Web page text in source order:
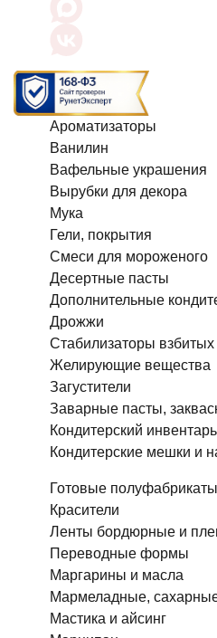
Ароматизаторы
Ванилин
Вафельные украшения
Вырубки для декора
Мука
Гели, покрытия
Смеси для мороженого
Десертные пасты
Дополнительные
Дрожжи
Стабилизаторы
Желирующие вещества
Загустители
Заварные пасты,
Кондитерский инвентарь
Кондитерские мешки и
Готовые полуфабрикаты
Красители
Ленты бордюрные и
Переводные формы
Маргарины и масла
Мармеладные,
Мастика и айсинг